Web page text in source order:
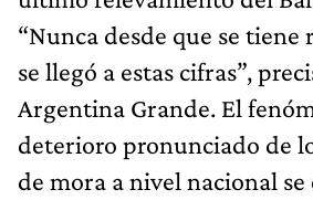
“Nunca desde que se tiene
se llegó a estas cifras”,
Argentina Grande. El
deterioro pronunciado de
de mora a nivel nacional